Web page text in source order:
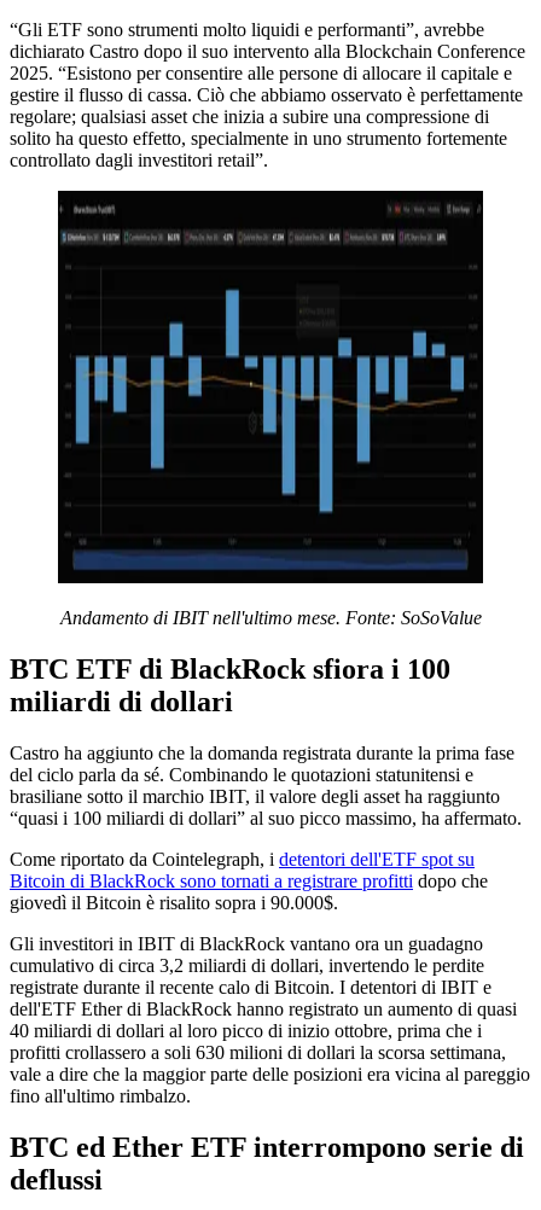
“Gli ETF sono strumenti molto liquidi e performanti”, avrebbe
dichiarato Castro dopo il suo intervento alla Blockchain Conference
2025. “Esistono per consentire alle persone di allocare il capitale e
gestire il flusso di cassa. Ciò che abbiamo osservato è perfettamente
regolare; qualsiasi asset che inizia a subire una compressione di
solito ha questo effetto, specialmente in uno strumento fortemente
controllato dagli investitori retail”.
Andamento di IBIT nell'ultimo mese. Fonte: SoSoValue
BTC ETF di BlackRock sfiora i 100
miliardi di dollari
Castro ha aggiunto che la domanda registrata durante la prima fase
del ciclo parla da sé. Combinando le quotazioni statunitensi e
brasiliane sotto il marchio IBIT, il valore degli asset ha raggiunto
“quasi i 100 miliardi di dollari” al suo picco massimo, ha affermato.
Come riportato da Cointelegraph, i detentori dell'ETF spot su
Bitcoin di BlackRock sono tornati a registrare profitti dopo che
giovedì il Bitcoin è risalito sopra i 90.000$.
Gli investitori in IBIT di BlackRock vantano ora un guadagno
cumulativo di circa 3,2 miliardi di dollari, invertendo le perdite
registrate durante il recente calo di Bitcoin. I detentori di IBIT e
dell'ETF Ether di BlackRock hanno registrato un aumento di quasi
40 miliardi di dollari al loro picco di inizio ottobre, prima che i
profitti crollassero a soli 630 milioni di dollari la scorsa settimana,
vale a dire che la maggior parte delle posizioni era vicina al pareggio
fino all'ultimo rimbalzo.
BTC ed Ether ETF interrompono serie di
deflussi